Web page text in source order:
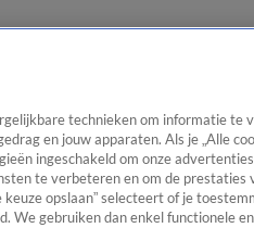
technieken om informatie te
en jouw apparaten. Als je „Alle
ingeschakeld om onze
te verbeteren en om de prestaties
opslaan” selecteert of je
We gebruiken dan enkel functionele